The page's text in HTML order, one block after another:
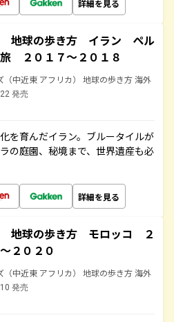
詳細を見る
地球の歩き方 イラン ペル
２０１７～２０１８
（中近東 アフリカ） 地球の歩き方 海外
発売
を育んだイラン。ブルータイルが
の庭園、秘境まで、世界遺産も必
詳細を見る
地球の歩き方 モロッコ ２
２０２０
（中近東 アフリカ） 地球の歩き方 海外
発売